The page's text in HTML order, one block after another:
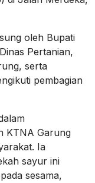
oleh Bupati
Pertanian,
serta
pembagian
KTNA Garung
Ia
sayur ini
sesama,